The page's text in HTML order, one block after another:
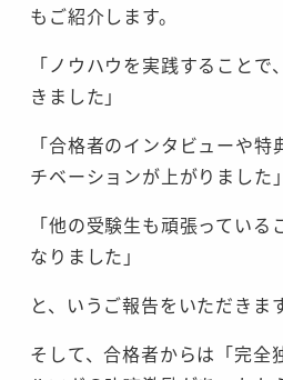
もご紹介します。
「ノウハウを実践すること
きました」
「合格者のインタビューや
チベーションが上がりました」
「他の受験生も頑張ってい
なりました」
と、いうご報告をいただきます
そして、合格者からは「完全